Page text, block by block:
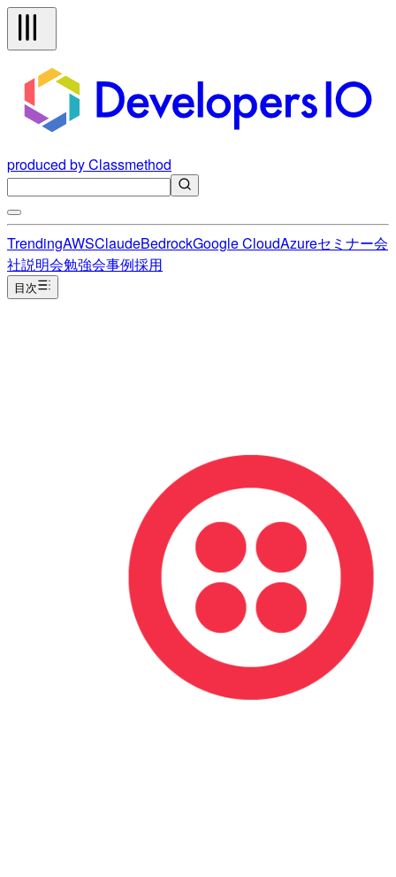
produced by Classmethod
TrendingAWSClaudeBedrockGoogle CloudAzureセミナー会
社説明会勉強会事例採用
目次